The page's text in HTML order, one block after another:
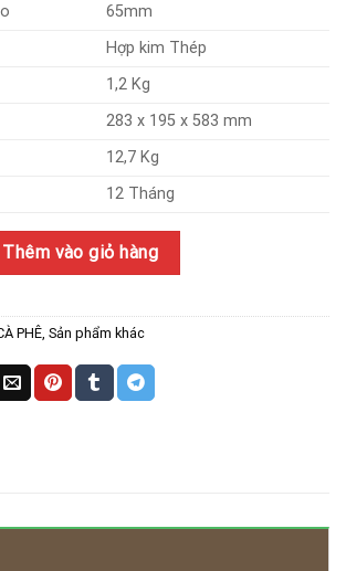
65mm
Hợp kim Thép
1,2 Kg
283 x 195 x 583 mm
12,7 Kg
12 Tháng
E65S số lượng
Thêm vào giỏ hàng
PHÊ Sản phẩm khác